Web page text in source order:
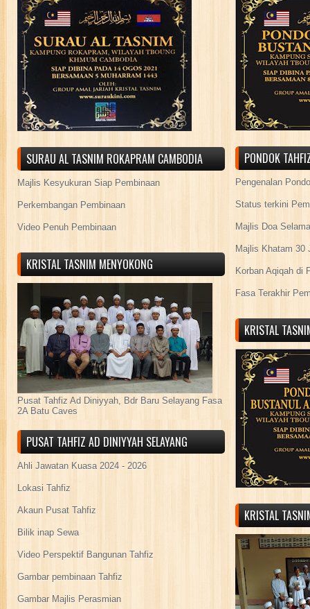
SURAU AL TASNIM ROKAPRAM CAMBODIA
Majlis Kesyukuran Siap Pembinaan
Perkembangan Pembinaan
Video Penuh Pembinaan
KRISTAL TASNIM MENYOKONG
Pusat Tahfiz Ad Diniyyah, Bdr Baru Selayang Fasa
2A Batu Caves
PUSAT TAHFIZ AD DINIYYAH SELAYANG
Ahli Jawatan Kuasa 2024 - 2026
Lokasi Tahfiz
Akaun Pusat Tahfiz
Bilik inap Sewa
Video Perspektif Bangunan Tahfiz
Gambar pembinaan Tahfiz
Gambar Majlis Perasmian
PONDOK
Pengenalan
Status terkini
Majlis Doa
Majlis Khatam 30
Korban Aqiqah di
Fasa Terakhir
KRISTAL
KRISTAL